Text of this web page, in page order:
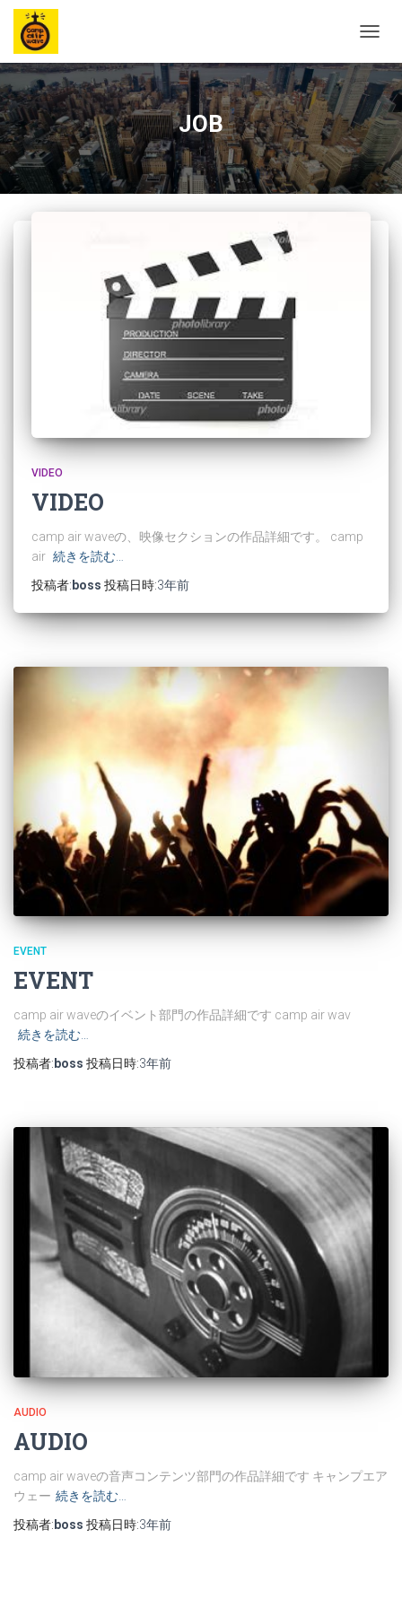
ビ
ー
シ
ョ
ン
を
切
JOB
VIDEO
VIDEO
camp air waveの、映像セクションの作品詳細です。 camp
air 続きを読む…
投稿者:boss 投稿日時:3年前
EVENT
EVENT
camp air waveのイベント部門の作品詳細です camp air wav
続きを読む…
投稿者: boss 投稿日時:3年前
AUDIO
AUDIO
camp air waveの音声コンテンツ部門の作品詳細です キャンプエア
ウェー 続きを読む…
投稿者: boss 投稿日時:3年前